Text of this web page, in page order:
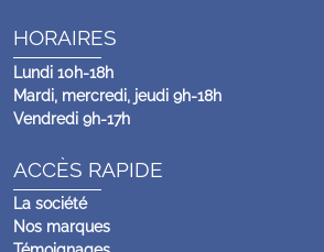
HORAIRES
Lundi 10h-18h
Mardi, mercredi, jeudi 9h-18h
Vendredi 9h-17h
ACCÈS RAPIDE
La société
Nos marques